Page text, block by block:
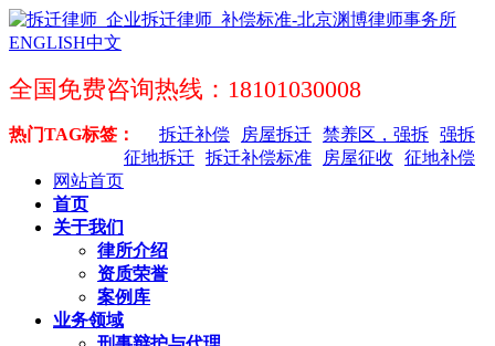
ENGLISH中文
全国免费咨询热线：18101030008
热门TAG标签： 强拆
禁养区，强拆
房屋拆迁
拆迁补偿
征地补偿
房屋征收
拆迁补偿标准
征地拆迁
网站首页
首页
关于我们
律所介绍
资质荣誉
案例库
业务领域